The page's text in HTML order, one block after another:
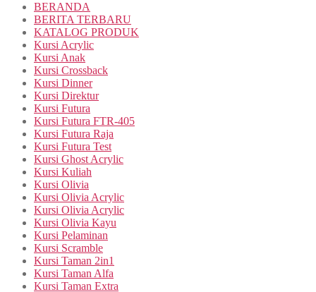
BERANDA
BERITA TERBARU
KATALOG PRODUK
Kursi Acrylic
Kursi Anak
Kursi Crossback
Kursi Dinner
Kursi Direktur
Kursi Futura
Kursi Futura FTR-405
Kursi Futura Raja
Kursi Futura Test
Kursi Ghost Acrylic
Kursi Kuliah
Kursi Olivia
Kursi Olivia Acrylic
Kursi Olivia Acrylic
Kursi Olivia Kayu
Kursi Pelaminan
Kursi Scramble
Kursi Taman 2in1
Kursi Taman Alfa
Kursi Taman Extra